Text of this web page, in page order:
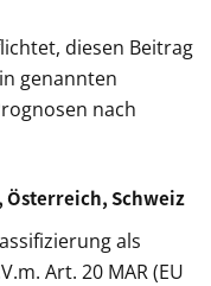
diesen Beitrag
genannten
nach
Schweiz
als
Art. 20 MAR (EU